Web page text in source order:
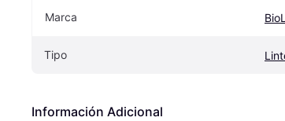
Marca
Tipo
Información Adicional